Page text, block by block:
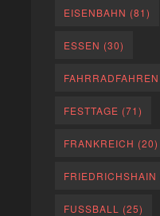
EISENBAHN (81)
ESSEN (30)
FAHRRADFAHREN
FESTTAGE (71)
FRANKREICH (20)
FRIEDRICHSHAIN
FUSSBALL (25)